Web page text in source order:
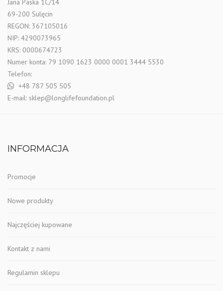
69-200 Sulęcin
REGON: 367105016
NIP: 4290073965
KRS: 0000674723
Numer konta: 79 1090 1623 0000 0001 3444 5530
Telefon:
+48 787 505 505
E-mail: sklep@longlifefoundation.pl
INFORMACJA
Promocje
Nowe produkty
Najczęściej kupowane
Kontakt z nami
Regulamin sklepu